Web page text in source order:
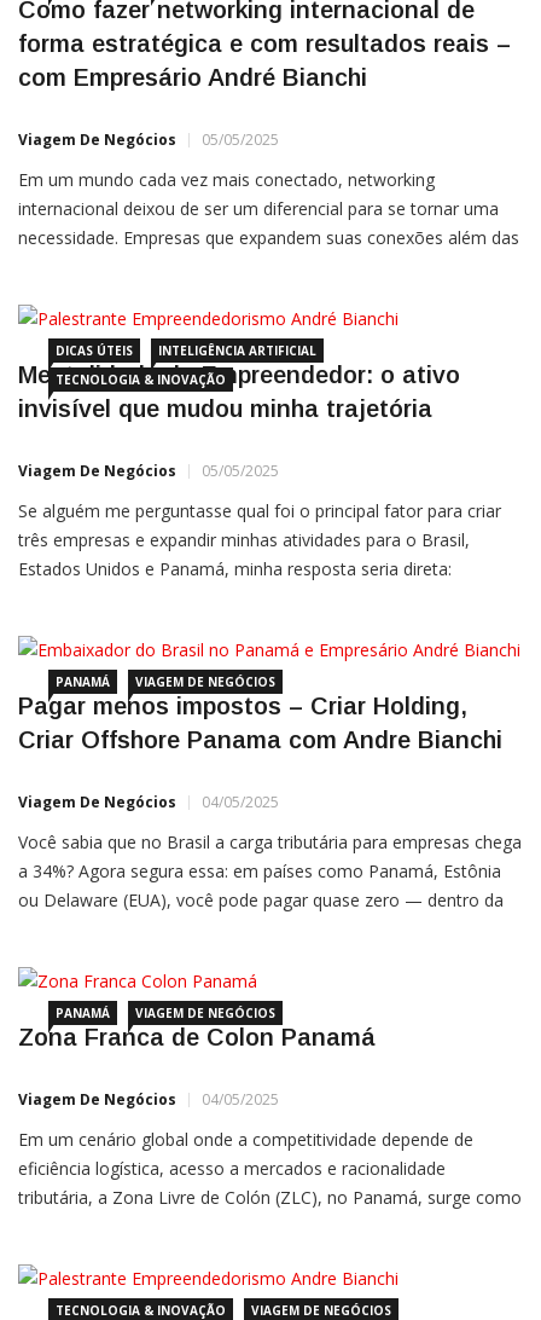
Como fazer networking internacional de
forma estratégica e com resultados reais –
com Empresário André Bianchi
Viagem De Negócios 05/05/2025
Em um mundo cada vez mais conectado, networking
internacional deixou de ser um diferencial para se tornar uma
necessidade. Empresas que expandem suas conexões além das
resultados.
DICAS ÚTEIS
INTELIGÊNCIA ARTIFICIAL
TECNOLOGIA & INOVAÇÃO
Mentalidade do Empreendedor: o ativo
invisível que mudou minha trajetória
Viagem De Negócios 05/05/2025
Se alguém me perguntasse qual foi o principal fator para criar
três empresas e expandir minhas atividades para o Brasil,
Estados Unidos e Panamá, minha resposta seria direta:
PANAMÁ VIAGEM DE NEGÓCIOS
Pagar menos impostos – Criar Holding,
Criar Offshore Panama com Andre Bianchi
Viagem De Negócios 04/05/2025
Você sabia que no Brasil a carga tributária para empresas chega
a 34%? Agora segura essa: em países como Panamá, Estônia
ou Delaware (EUA), você pode pagar quase zero — dentro da
PANAMÁ VIAGEM DE NEGÓCIOS
Zona Franca de Colon Panamá
Viagem De Negócios 04/05/2025
Em um cenário global onde a competitividade depende de
eficiência logística, acesso a mercados e racionalidade
tributária, a Zona Livre de Colón (ZLC), no Panamá, surge como
TECNOLOGIA & INOVAÇÃO VIAGEM DE NEGÓCIOS